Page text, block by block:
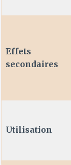
Effets
secondaires
Utilisation